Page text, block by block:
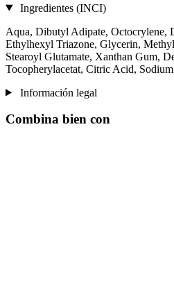
Ingredientes (INCI)
Aqua, Dibutyl Adipate, Octocrylene,
Ethylhexyl Triazone, Glycerin,
Stearoyl Glutamate, Xanthan Gum,
Tocopherylacetat, Citric Acid,
Información legal
Combina bien con